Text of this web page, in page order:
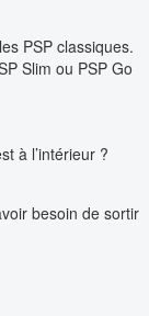
PSP classiques.
Slim ou PSP Go
à l’intérieur ?
besoin de sortir